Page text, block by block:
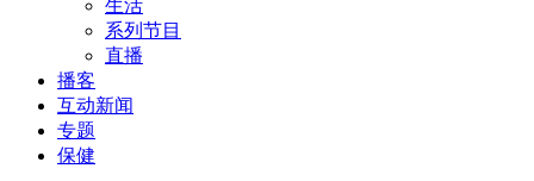
生活
系列节目
直播
播客
互动新闻
专题
保健